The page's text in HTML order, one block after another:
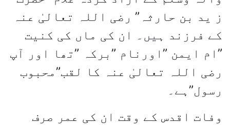
ز ید بن حارثہ” رضی اللہ تعالیٰ عنہ
کے فرزند ہیں۔ ان کی ماں کی کنیت
”ام ایمن ”اورنام ”برکہ ”تھا اور آپ
رضی اللہ تعالیٰ عنہ کا لقب”محبوب
رسول”ہے۔
وفات اقدس کے وقت ان کی عمر صرف